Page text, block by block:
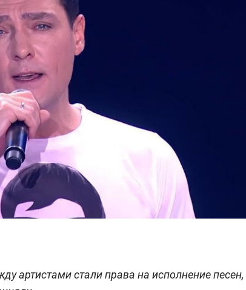
артистами стали права на исполнение песен,